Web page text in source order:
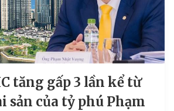
tăng gấp 3 lần kể từ
sản của tỷ phú Phạm